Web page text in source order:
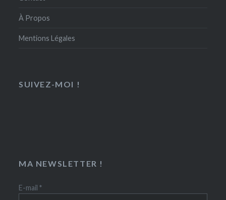
À Propos
Mentions Légales
SUIVEZ-MOI !
MA NEWSLETTER !
E-mail*